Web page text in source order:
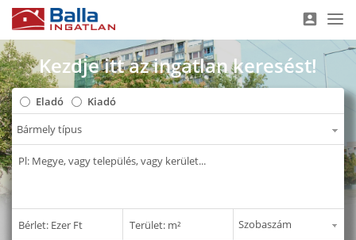
account_box
Kezdje itt az ingatlan keresést!
Eladó Kiadó
–
Bérlet: Ezer Ft –
Terület: m²